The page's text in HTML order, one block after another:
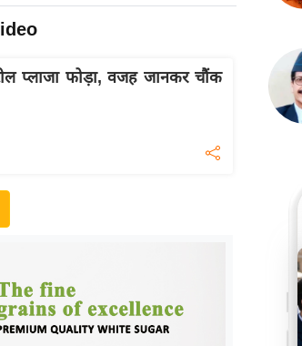
प्लाजा फोड़ा, वजह जानकर चौंक